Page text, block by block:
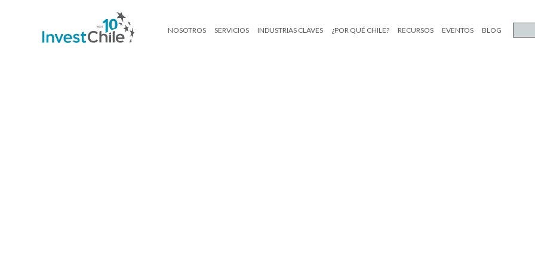
NOSOTROS SERVICIOS INDUSTRIAS CLAVES ¿POR QUÉ CHILE? RECURSOS EVENTOS BLOG